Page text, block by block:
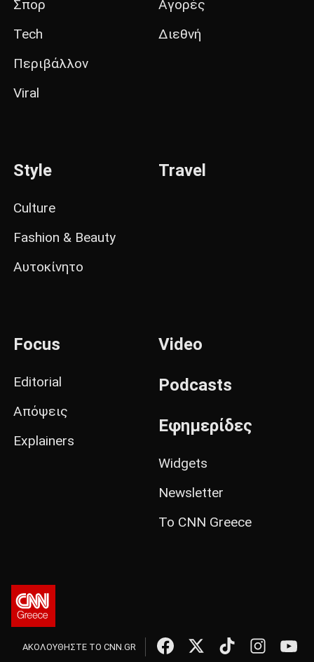
Σπορ
Tech
Περιβάλλον
Viral
Αγορές
Διεθνή
Style
Culture
Fashion & Beauty
Αυτοκίνητο
Travel
Focus
Editorial
Απόψεις
Explainers
Video
Podcasts
Εφημερίδες
Widgets
Newsletter
Το CNN Greece
ΑΚΟΛΟΥΘΗΣΤΕ ΤΟ CNN.GR